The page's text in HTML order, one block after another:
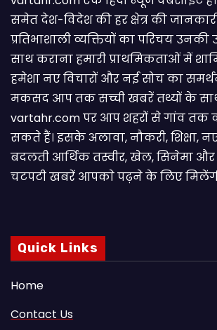
समेत देश-विदेश की हर क्षेत्र की
प्रतिभाशाली व्यक्तियों का परिचय उनकी
साथ कराना हमारी प्राथमिकताओं में
हमेशा नए विचारों और नई सोच का
मकसद आप तक सच्ची खबरें तथ्यों के साथ
vartahr.com पर आप शहरों से गांव तक
सकते हैं। इसके अलावा, नौकरी, शिक्षा,
बदलती आर्थिक तस्वीर, खेल, सिनेमा
चटपटी खबरें आपकाे पढ़ने के लिए
Quick Links
Home
Contact Us